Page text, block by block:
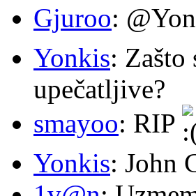
Gjuroo:
Yonkis: Zašto
upečatljive?
smayoo: RIP
Yonkis: John